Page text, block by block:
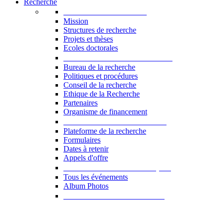
Recherche
Mission
Structures de recherche
Projets et thèses
Ecoles doctorales
Bureau de la recherche
Politiques et procédures
Conseil de la recherche
Ethique de la Recherche
Partenaires
Organisme de financement
Plateforme de la recherche
Formulaires
Dates à retenir
Appels d'offre
Tous les événements
Album Photos